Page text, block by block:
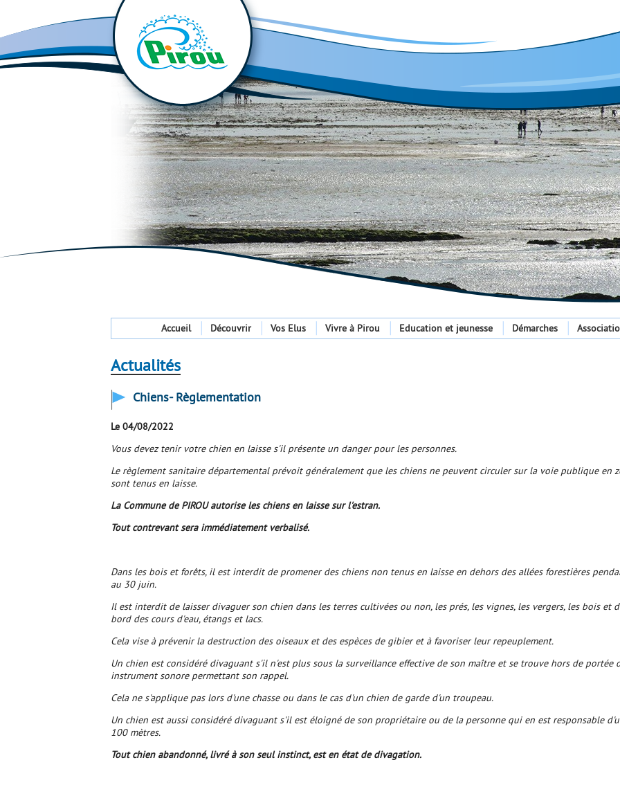
Accueil Découvrir Vos Elus Vivre à Pirou Education et jeunesse Démarches
Actualités
Chiens- Règlementation
Le 04/08/2022
Vous devez tenir votre chien en laisse s'il présente un danger pour les personnes.
Le règlement sanitaire départemental prévoit généralement que les chiens ne peuvent circuler sur la voie publique en
sont tenus en laisse.
La Commune de PIROU autorise les chiens en laisse sur l'estran.
Tout contrevant sera immédiatement verbalisé.
Dans les bois et forêts, il est interdit de promener des chiens non tenus en laisse en dehors des allées forestières
au 30 juin.
Il est interdit de laisser divaguer son chien dans les terres cultivées ou non, les prés, les vignes, les vergers, les bois et
bord des cours d'eau, étangs et lacs.
Cela vise à prévenir la destruction des oiseaux et des espèces de gibier et à favoriser leur repeuplement.
Un chien est considéré divaguant s'il n'est plus sous la surveillance effective de son maître et se trouve hors de portée
instrument sonore permettant son rappel.
Cela ne s'applique pas lors d'une chasse ou dans le cas d'un chien de garde d'un troupeau.
Un chien est aussi considéré divaguant s'il est éloigné de son propriétaire ou de la personne qui en est responsable
100 mètres.
Tout chien abandonné, livré à son seul instinct, est en état de divagation.